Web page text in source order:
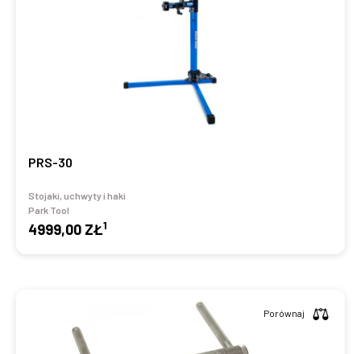
PRS-30
Stojaki, uchwyty i haki
Park Tool
4999,00 ZŁ1
Porównaj